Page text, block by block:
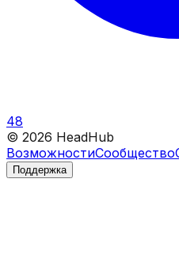
48
© 2026 HeadHub
ВозможностиСообщество
Поддержка